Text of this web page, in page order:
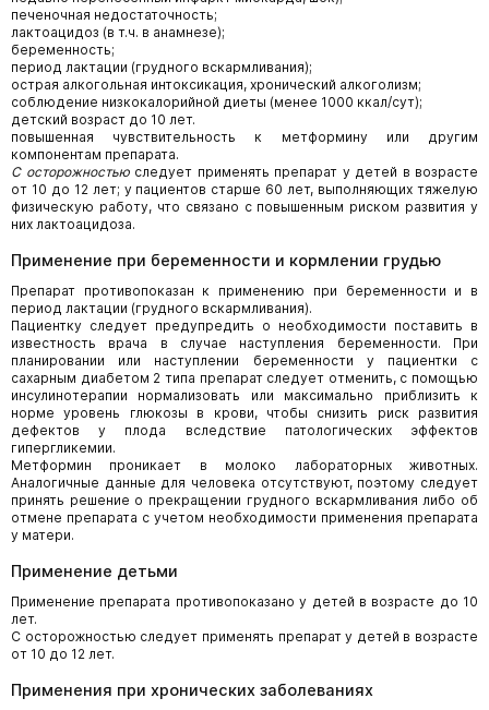
печеночная недостаточность;
лактоацидоз (в т.ч. в анамнезе);
беременность;
период лактации (грудного вскармливания);
острая алкогольная интоксикация, хронический алкоголизм;
соблюдение низкокалорийной диеты (менее 1000 ккал/сут);
детский возраст до 10 лет.
повышенная чувствительность к метформину или другим
компонентам препарата.
С осторожностьюследует применять препарат у детей в возрасте
от 10 до 12 лет; у пациентов старше 60 лет, выполняющих тяжелую
физическую работу, что связано с повышенным риском развития у
них лактоацидоза.
Применение при беременности и кормлении грудью
Препарат противопоказан к применению при беременности и в
период лактации (грудного вскармливания).
Пациентку следует предупредить о необходимости поставить в
известность врача в случае наступления беременности. При
планировании или наступлении беременности у пациентки с
сахарным диабетом 2 типа препарат следует отменить, с помощью
инсулинотерапии нормализовать или максимально приблизить к
норме уровень глюкозы в крови, чтобы снизить риск развития
дефектов у плода вследствие патологических эффектов
гипергликемии.
Метформин проникает в молоко лабораторных животных.
Аналогичные данные для человека отсутствуют, поэтому следует
принять решение о прекращении грудного вскармливания либо об
отмене препарата с учетом необходимости применения препарата
у матери.
Применение детьми
Применение препарата противопоказано у детей в возрасте до 10
лет.
С осторожностью следует применять препарат у детей в возрасте
от 10 до 12 лет.
Применения при хронических заболеваниях